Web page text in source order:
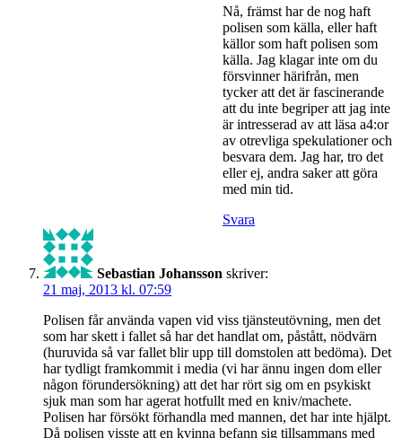
Nå, främst har de nog haft
polisen som källa, eller haft
källor som haft polisen som
källa. Jag klagar inte om du
försvinner härifrån, men
tycker att det är fascinerande
att du inte begriper att jag inte
är intresserad av att läsa a4:or
av otrevliga spekulationer och
besvara dem. Jag har, tro det
eller ej, andra saker att göra
med min tid.
Svara
Sebastian Johansson skriver:
21 maj, 2013 kl. 07:59
Polisen får använda vapen vid viss tjänsteutövning, men det
som har skett i fallet så har det handlat om, påstått, nödvärn
(huruvida så var fallet blir upp till domstolen att bedöma). Det
har tydligt framkommit i media (vi har ännu ingen dom eller
någon förundersökning) att det har rört sig om en psykiskt
sjuk man som har agerat hotfullt med en kniv/machete.
Polisen har försökt förhandla med mannen, det har inte hjälpt.
Då polisen visste att en kvinna befann sig tillsammans med